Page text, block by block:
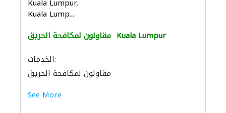
Kuala Lumpur,
Kuala Lump...
مقاولون لمكافحة الحريق Kuala Lumpur
الخدمات:
مقاولون لمكافحة الحريق
See More